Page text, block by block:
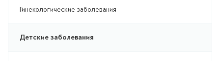
Гинекологические заболевания
Детские заболевания